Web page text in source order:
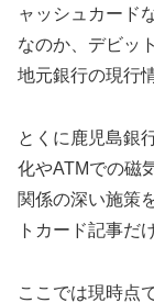
ャッシュカード
なのか、デビッ
地元銀行の現行
とくに鹿児島銀
化やATMでの磁
関係の深い施策
トカード記事だ
ここでは現時点